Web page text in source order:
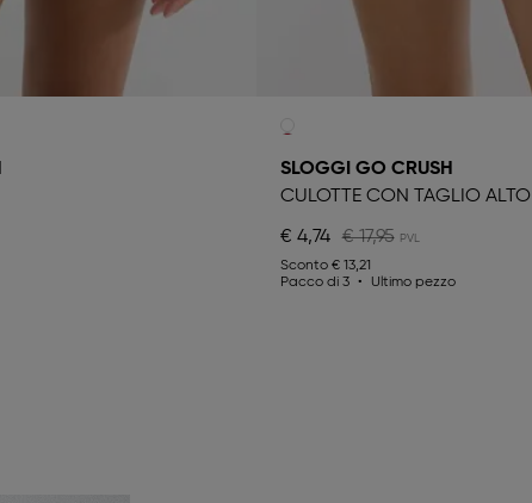
SLOGGI GO CRUSH
CULOTTE CON TAGLIO ALTO
€ 4,74 € 17,95
Sconto € 13,21
Pacco di 3
Ultimo pezzo